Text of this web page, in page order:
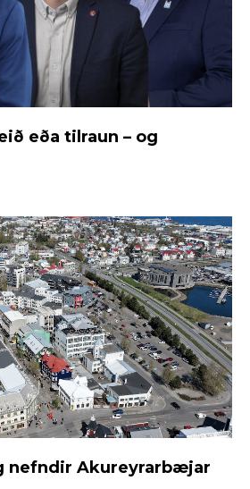
eða tilraun – og
nefndir Akureyrarbæjar